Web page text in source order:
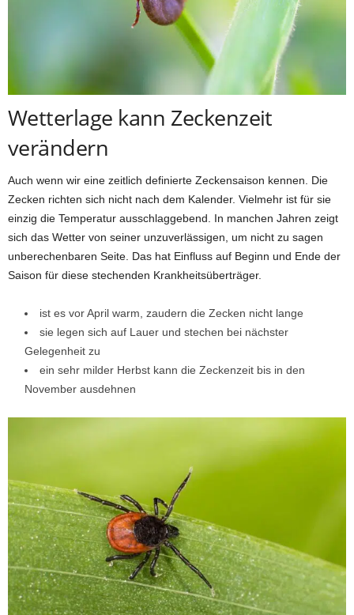
Wetterlage kann Zeckenzeit
verändern
Auch wenn wir eine zeitlich definierte Zeckensaison kennen. Die
Zecken richten sich nicht nach dem Kalender. Vielmehr ist für sie
einzig die Temperatur ausschlaggebend. In manchen Jahren zeigt
sich das Wetter von seiner unzuverlässigen, um nicht zu sagen
unberechenbaren Seite. Das hat Einfluss auf Beginn und Ende der
Saison für diese stechenden Krankheitsüberträger.
ist es vor April warm, zaudern die Zecken nicht lange
sie legen sich auf Lauer und stechen bei nächster
Gelegenheit zu
ein sehr milder Herbst kann die Zeckenzeit bis in den
November ausdehnen